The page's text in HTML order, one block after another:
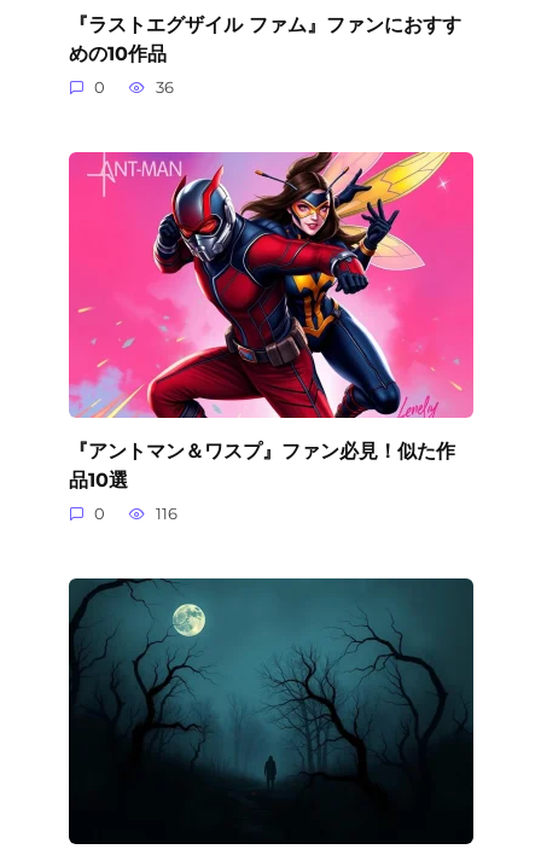
『ラストエグザイル ファム』ファンにおすす
めの10作品
0 36
『アントマン＆ワスプ』ファン必見！似た作
品10選
0 116